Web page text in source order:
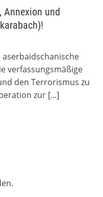
Annexion und
verfassungsmäßige
den Terrorismus zu
zur [...]